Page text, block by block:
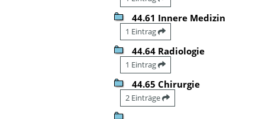
44.61 Innere Medizin
1 Eintrag
44.64 Radiologie
1 Eintrag
44.65 Chirurgie
2 Einträge